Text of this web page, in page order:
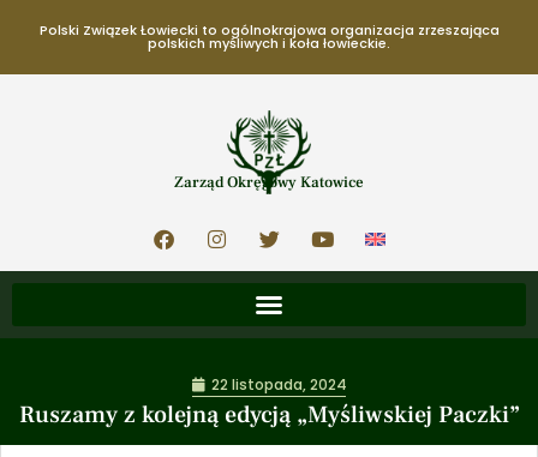
Polski Związek Łowiecki to ogólnokrajowa organizacja zrzeszająca
polskich myśliwych i koła łowieckie.
Zarząd Okręgowy Katowice
Ruszamy z kolejną edycją „Myśliwskiej Paczki”
22 listopada, 2024